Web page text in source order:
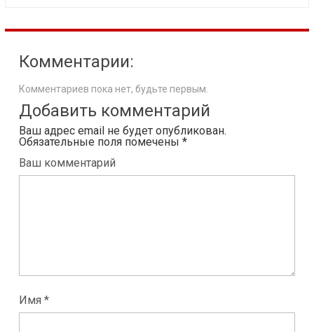
Комментарии:
Комментариев пока нет, будьте первым.
Добавить комментарий
Ваш адрес email не будет опубликован.
Обязательные поля помечены *
Ваш комментарий
Имя *